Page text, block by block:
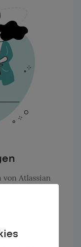
Atlassian
können
fundierte
Ihre